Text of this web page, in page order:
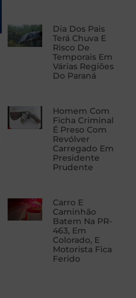
Dia Dos Pais
Terá Chuva E
Risco De
Temporais Em
Várias Regiões
Do Paraná
Homem Com
Ficha Criminal
É Preso Com
Revólver
Carregado Em
Presidente
Prudente
Carro E
Caminhão
Batem Na PR-
463, Em
Colorado, E
Motorista Fica
Ferido